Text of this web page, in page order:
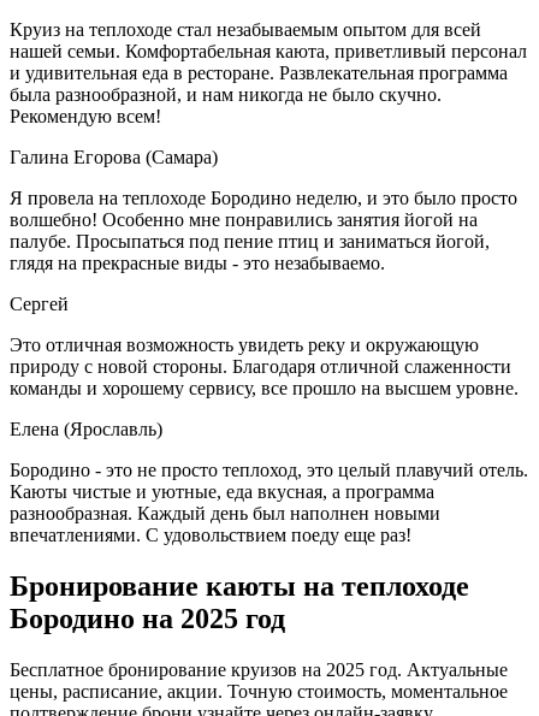
Круиз на теплоходе стал незабываемым опытом для всей
нашей семьи. Комфортабельная каюта, приветливый персонал
и удивительная еда в ресторане. Развлекательная программа
была разнообразной, и нам никогда не было скучно.
Рекомендую всем!
Галина Егорова (Самара)
Я провела на теплоходе Бородино неделю, и это было просто
волшебно! Особенно мне понравились занятия йогой на
палубе. Просыпаться под пение птиц и заниматься йогой,
глядя на прекрасные виды - это незабываемо.
Сергей
Это отличная возможность увидеть реку и окружающую
природу с новой стороны. Благодаря отличной слаженности
команды и хорошему сервису, все прошло на высшем уровне.
Елена (Ярославль)
Бородино - это не просто теплоход, это целый плавучий отель.
Каюты чистые и уютные, еда вкусная, а программа
разнообразная. Каждый день был наполнен новыми
впечатлениями. С удовольствием поеду еще раз!
Бронирование каюты на теплоходе
Бородино на 2025 год
Бесплатное бронирование круизов на 2025 год. Актуальные
цены, расписание, акции. Точную стоимость, моментальное